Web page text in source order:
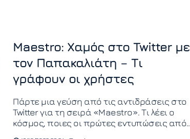
Maestro: Χαμός στο Twitter με
τον Παπακαλιάτη – Τι
γράφουν οι χρήστες
Πάρτε μια γεύση από τις αντιδράσεις στο
Twitter για τη σειρά «Maestro». Τι λέει ο
κόσμος, ποιες οι πρώτες εντυπώσεις από